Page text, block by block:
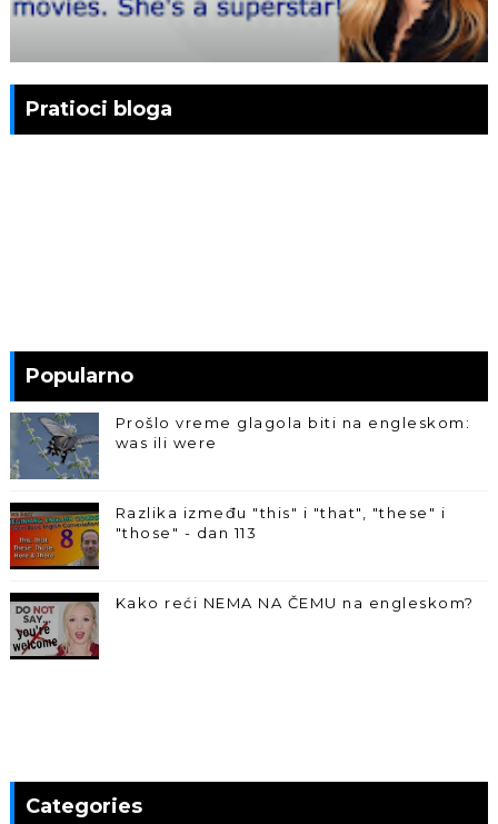
Pratioci bloga
Popularno
Prošlo vreme glagola biti na engleskom:
was ili were
Razlika između "this" i "that", "these" i
"those" - dan 113
Kako reći NEMA NA ČEMU na engleskom?
Categories